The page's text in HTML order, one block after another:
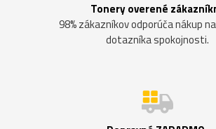
Tonery overené
98% zákazníkov odporúča nákup
dotazníka spokojnosti.